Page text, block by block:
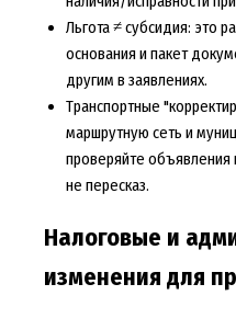
Льгота ≠ субсидия: это
основания и пакет
другим в заявлениях.
Транспортные
маршрутную сеть и
проверяйте
не пересказ.
Налоговые и
изменения для